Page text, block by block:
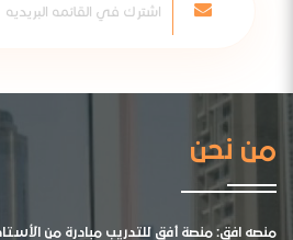
من نحن
منصه افق: منصة أفق للتدريب مبادرة من